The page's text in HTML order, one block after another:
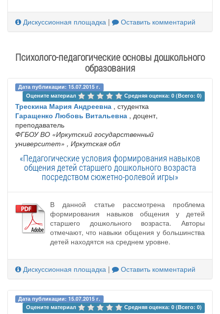
Дискуссионная площадка | Оставить комментарий
Психолого-педагогические основы дошкольного
образования
Дата публикации: 15.07.2015 г.
Оцените материал
Средняя оценка: 0 (Всего: 0)
Трескина Мария Андреевна , студентка
Гаращенко Любовь Витальевна , доцент,
преподаватель
ФГБОУ ВО «Иркутский государственный
университет» , Иркутская обл
«Педагогические условия формирования навыков
общения детей старшего дошкольного возраста
посредством сюжетно-ролевой игры»
В данной статье рассмотрена проблема
формирования навыков общения у детей
старшего дошкольного возраста. Авторы
отмечают, что навыки общения у большинства
детей находятся на среднем уровне.
Дискуссионная площадка | Оставить комментарий
Дата публикации: 15.07.2015 г.
Оцените материал
Средняя оценка: 0 (Всего: 0)